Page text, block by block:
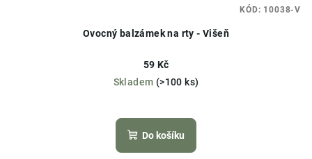
Ovocný balzámek na rty - Višeň
59 Kč
Skladem (>100 ks)
hodnocení
produktu
Do košíku
KÓD: 10038-V